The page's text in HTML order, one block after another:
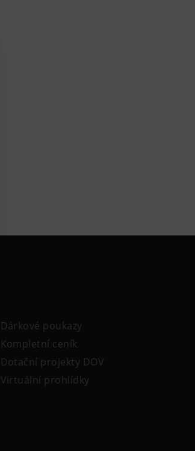
Dárkové poukazy
Kompletní ceník
Dotační projekty DOV
Virtuální prohlídky